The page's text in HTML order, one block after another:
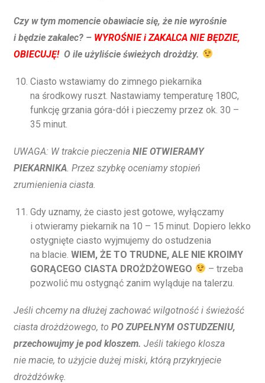
Czy w tym momencie obawiacie się, że nie wyrośnie
i będzie zakalec? – WYROŚNIE i ZAKALCA NIE BĘDZIE,
OBIECUJĘ!O ile użyliście świeżych drożdży.
Ciasto wstawiamy do zimnego piekarnika
na środkowy ruszt. Nastawiamy temperaturę 180C,
funkcję grzania góra-dół i pieczemy przez ok. 30 –
35 minut.
UWAGA: W trakcie pieczeniaNIE OTWIERAMY
PIEKARNIKA . Przez szybkę oceniamy stopień
zrumienienia ciasta.
Gdy uznamy, że ciasto jest gotowe, wyłączamy
i otwieramy piekarnik na 10 – 15 minut. Dopiero lekko
ostygnięte ciasto wyjmujemy do ostudzenia
na blacie.WIEM, ŻE TO TRUDNE, ALE NIE KROIMY
GORĄCEGO CIASTA DROŻDŻOWEGO
– trzeba
pozwolić mu ostygnąć zanim wyląduje na talerzu.
Jeśli chcemy na dłużej zachować wilgotność i świeżość
ciasta drożdżowego, toPO ZUPEŁNYM OSTUDZENIU,
przechowujmy je pod kloszem. Jeśli takiego klosza
nie macie, to użyjcie dużej miski, którą przykryjecie
drożdżówkę.